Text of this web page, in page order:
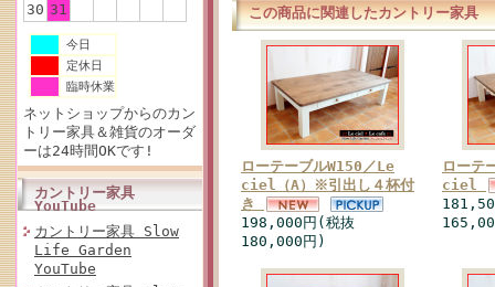
30 31
今日
定休日
臨時休業
ネットショップからのカン
トリー家具＆雑貨のオーダ
ーは24時間OKです!
カントリー家具
YouTube
カントリー家具 Slow
Life Garden
YouTube
この商品に関連したカントリー家具
ローテーブルW150／Le
ciel（A）※引出し４杯付
き
198,000円(税抜
180,000円)
ローテ
ciel